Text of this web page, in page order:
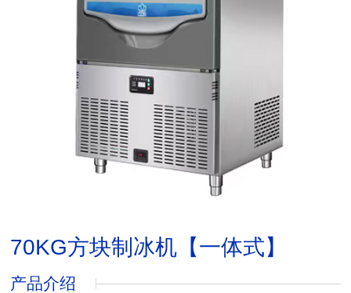
70KG方块制冰机【一体式】
产品介绍